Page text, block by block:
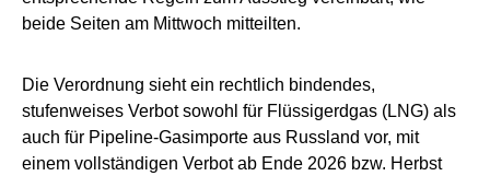
beide Seiten am Mittwoch mitteilten.
Die Verordnung sieht ein rechtlich bindendes,
stufenweises Verbot sowohl für Flüssigerdgas (LNG) als
auch für Pipeline-Gasimporte aus Russland vor, mit
einem vollständigen Verbot ab Ende 2026 bzw. Herbst